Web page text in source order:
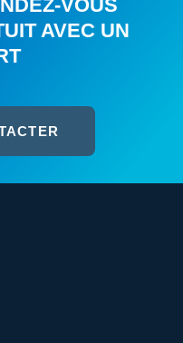
VOUS
AVEC UN